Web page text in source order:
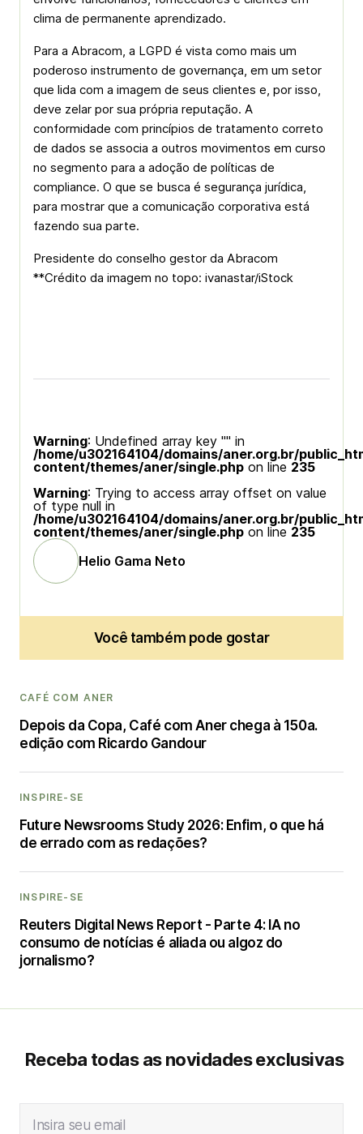
clima de permanente aprendizado.
Para a Abracom, a LGPD é vista como mais um
poderoso instrumento de governança, em um setor
que lida com a imagem de seus clientes e, por isso,
deve zelar por sua própria reputação. A
conformidade com princípios de tratamento correto
de dados se associa a outros movimentos em curso
no segmento para a adoção de políticas de
compliance. O que se busca é segurança jurídica,
para mostrar que a comunicação corporativa está
fazendo sua parte.
Presidente do conselho gestor da Abracom
**Crédito da imagem no topo: ivanastar/iStock
Warning: Undefined array key "" in
/home/u302164104/domains/aner.org.br/
content/themes/aner/single.php on line 235
Warning: Trying to access array offset on value
of type null in
/home/u302164104/domains/aner.org.br/
content/themes/aner/single.php on line 235
Helio Gama Neto
Você também pode gostar
CAFÉ COM ANER
Depois da Copa, Café com Aner chega à 150a.
edição com Ricardo Gandour
INSPIRE-SE
Future Newsrooms Study 2026: Enfim, o que há
de errado com as redações?
INSPIRE-SE
Reuters Digital News Report - Parte 4: IA no
consumo de notícias é aliada ou algoz do
jornalismo?
Receba todas as novidades exclusivas
Insira seu email